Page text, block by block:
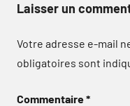
Laisser un
Votre adresse e-mail
obligatoires sont
Commentaire*